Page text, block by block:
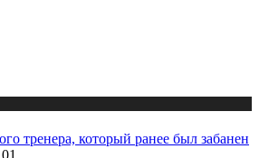
тренера, который ранее был забанен